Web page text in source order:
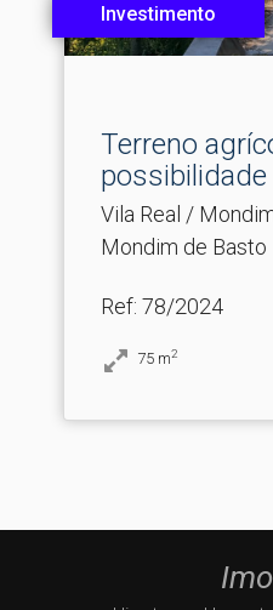
Investimento
Terreno
possibilidade
Vila Real /
Mondim de Basto
Ref: 78/2024
75 m2